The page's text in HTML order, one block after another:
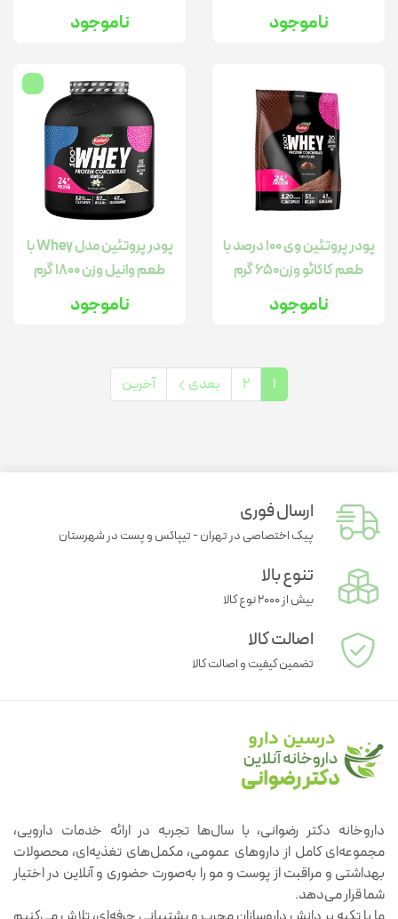
ناموجود ناموجود
پودر پروتئین وی 100 درصد با
طعم کاکائو وزن650 گرم
ناموجود
پودر پروتئین مدل Whey با
طعم وانیل وزن 1800 گرم
ناموجود
1
2 بعدی آخرین
ارسال فوری
پیک اختصاصی در تهران - تیپاکس و پست در شهرستان
تنوع بالا
بیش از ۲۰۰۰ نوع کالا
اصالت کالا
تضمین کیفیت و اصالت کالا
داروخانه دکتر رضوانی، با سال‌ها تجربه در ارائه خدمات دارویی،
مجموعه‌ای کامل از داروهای عمومی، مکمل‌های تغذیه‌ای، محصولات
بهداشتی و مراقبت از پوست و مو را به‌صورت حضوری و آنلاین در اختیار
شما قرار می‌دهد.